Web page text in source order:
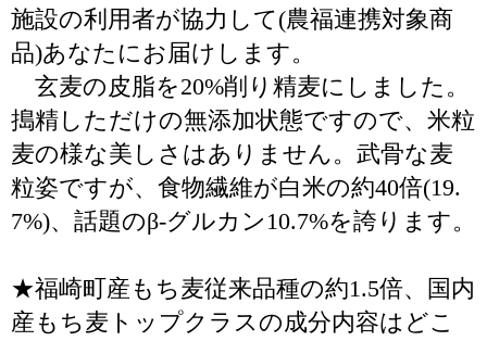
施設の利用者が協力して(農福連携対象商
品)あなたにお届けします。
玄麦の皮脂を20%削り精麦にしました。
搗精しただけの無添加状態ですので、米粒
麦の様な美しさはありません。武骨な麦
粒姿ですが、食物繊維が白米の約40倍(19.
7%)、話題のβ-グルカン10.7%を誇ります。
★福崎町産もち麦従来品種の約1.5倍、国内
産もち麦トップクラスの成分内容はどこ